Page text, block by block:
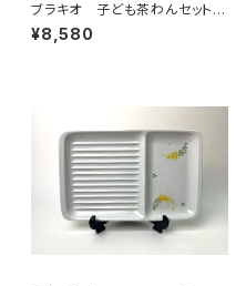
ブラキオ 子ども茶わんセット
（包装代込）
¥8,580